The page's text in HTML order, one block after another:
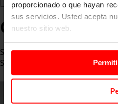
proporcionado o que hayan
sus servicios. Usted acepta
nuestro sitio web.
Carlos Gil
Servicios de Directivos a Coste
Strategy Consulting